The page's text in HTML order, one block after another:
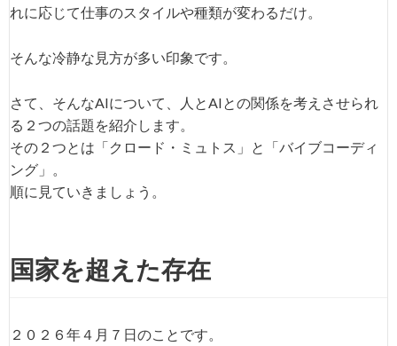
れに応じて仕事のスタイルや種類が変わるだけ。
そんな冷静な見方が多い印象です。
さて、そんなAIについて、人とAIとの関係を考えさせられ
る２つの話題を紹介します。
その２つとは「クロード・ミュトス」と「バイブコーディ
ング」。
順に見ていきましょう。
国家を超えた存在
２０２６年４月７日のことです。